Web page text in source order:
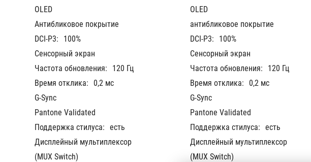
OLED
Антибликовое покрытие
DCI-P3:
100%
Сенсорный экран
Частота обновления:
120 Гц
Время отклика:
0,2 мс
G-Sync
Pantone Validated
Поддержка стилуса: есть
Дисплейный мультиплексор
(MUX Switch)
OLED
антибликовое покрытие
DCI-P3:
100%
Сенсорный экран
Частота обновления:
120 Гц
Время отклика:
0,2 мс
G-Sync
Pantone Validated
Поддержка стилуса: есть
Дисплейный мультиплексор
(MUX Switch)